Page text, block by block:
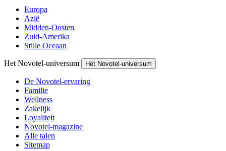
Europa
Azië
Midden-Oosten
Zuid-Amerika
Stille Oceaan
Het Novotel-universum Het Novotel-universum
De Novotel-ervaring
Familie
Wellness
Zakelijk
Loyaliteit
Novotel-magazine
Alle talen
Sitemap